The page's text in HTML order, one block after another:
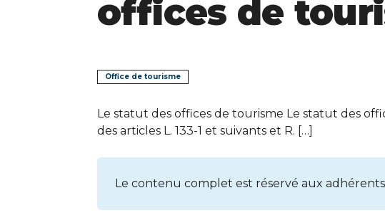
offices de
Office de tourisme
Le statut des offices de tourisme Le statut des
des articles L. 133-1 et suivants et R. […]
Le contenu complet est réservé aux